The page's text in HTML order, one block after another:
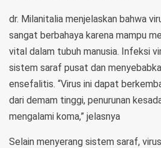
dr. Milanitalia menjelaskan bahwa
sangat berbahaya karena mampu
vital dalam tubuh manusia. Infeksi
sistem saraf pusat dan
ensefalitis. “Virus ini dapat
dari demam tinggi, penurunan
mengalami koma,” jelasnya
Selain menyerang sistem saraf,